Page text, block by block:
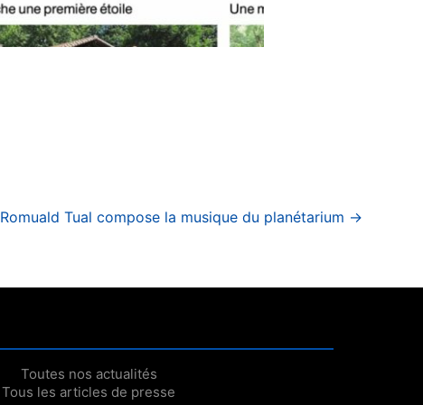
Romuald Tual compose la musique du planétarium →
Toutes nos actualités
Tous les articles de presse